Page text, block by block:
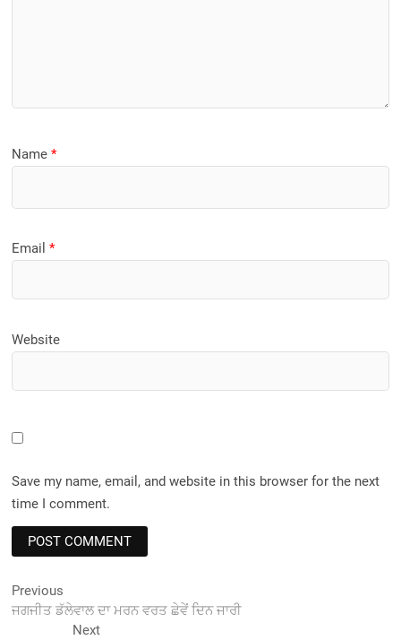
Name*
Email*
Website
Save my name, email, and website in this browser for the next
time I comment.
Post
navigation
Previous
post:
ਜਗਜੀਤ ਡੱਲੇਵਾਲ ਦਾ ਮਰਨ ਵਰਤ ਛੇਵੇਂ ਦਿਨ ਜਾਰੀ
NextNext